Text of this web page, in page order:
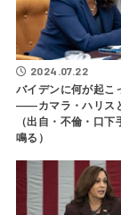
2024.07.22
バイデンに何が起こ
――カマラ・ハリス
（出自・不倫・口下
鳴る）